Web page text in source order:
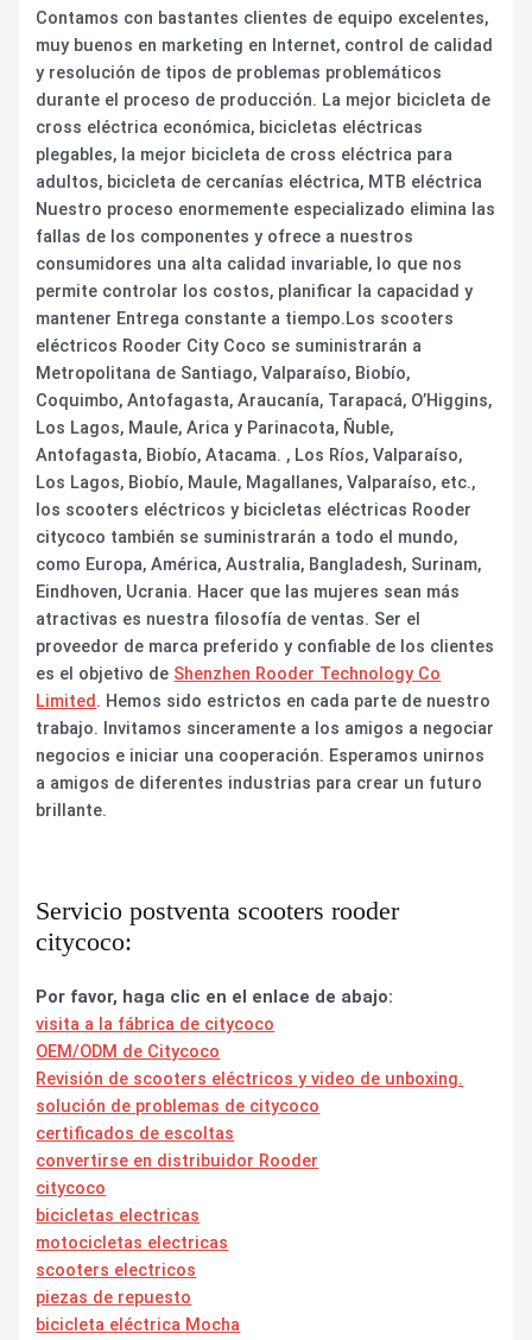
Contamos con bastantes clientes de equipo excelentes,
muy buenos en marketing en Internet, control de calidad
y resolución de tipos de problemas problemáticos
durante el proceso de producción. La mejor bicicleta de
cross eléctrica económica, bicicletas eléctricas
plegables, la mejor bicicleta de cross eléctrica para
adultos, bicicleta de cercanías eléctrica, MTB eléctrica
Nuestro proceso enormemente especializado elimina las
fallas de los componentes y ofrece a nuestros
consumidores una alta calidad invariable, lo que nos
permite controlar los costos, planificar la capacidad y
mantener Entrega constante a tiempo.Los scooters
eléctricos Rooder City Coco se suministrarán a
Metropolitana de Santiago, Valparaíso, Biobío,
Coquimbo, Antofagasta, Araucanía, Tarapacá, O’Higgins,
Los Lagos, Maule, Arica y Parinacota, Ñuble,
Antofagasta, Biobío, Atacama. , Los Ríos, Valparaíso,
Los Lagos, Biobío, Maule, Magallanes, Valparaíso, etc.,
los scooters eléctricos y bicicletas eléctricas Rooder
citycoco también se suministrarán a todo el mundo,
como Europa, América, Australia, Bangladesh, Surinam,
Eindhoven, Ucrania. Hacer que las mujeres sean más
atractivas es nuestra filosofía de ventas. Ser el
proveedor de marca preferido y confiable de los clientes
es el objetivo de Shenzhen Rooder Technology Co
Limited . Hemos sido estrictos en cada parte de nuestro
trabajo. Invitamos sinceramente a los amigos a negociar
negocios e iniciar una cooperación. Esperamos unirnos
a amigos de diferentes industrias para crear un futuro
brillante.
Servicio postventa scooters rooder
citycoco:
Por favor, haga clic en el enlace de abajo:
visita a la fábrica de citycoco
OEM/ODM de Citycoco
Revisión de scooters eléctricos y video de unboxing.
solución de problemas de citycoco
certificados de escoltas
convertirse en distribuidor Rooder
citycoco
bicicletas electricas
motocicletas electricas
scooters electricos
piezas de repuesto
bicicleta eléctrica Mocha